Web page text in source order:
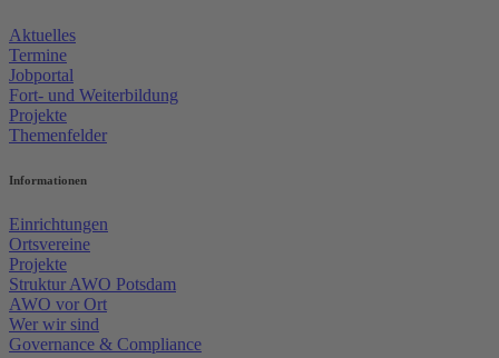
Aktuelles
Termine
Jobportal
Fort- und Weiterbildung
Projekte
Themenfelder
Informationen
Einrichtungen
Ortsvereine
Projekte
Struktur AWO Potsdam
AWO vor Ort
Wer wir sind
Governance & Compliance